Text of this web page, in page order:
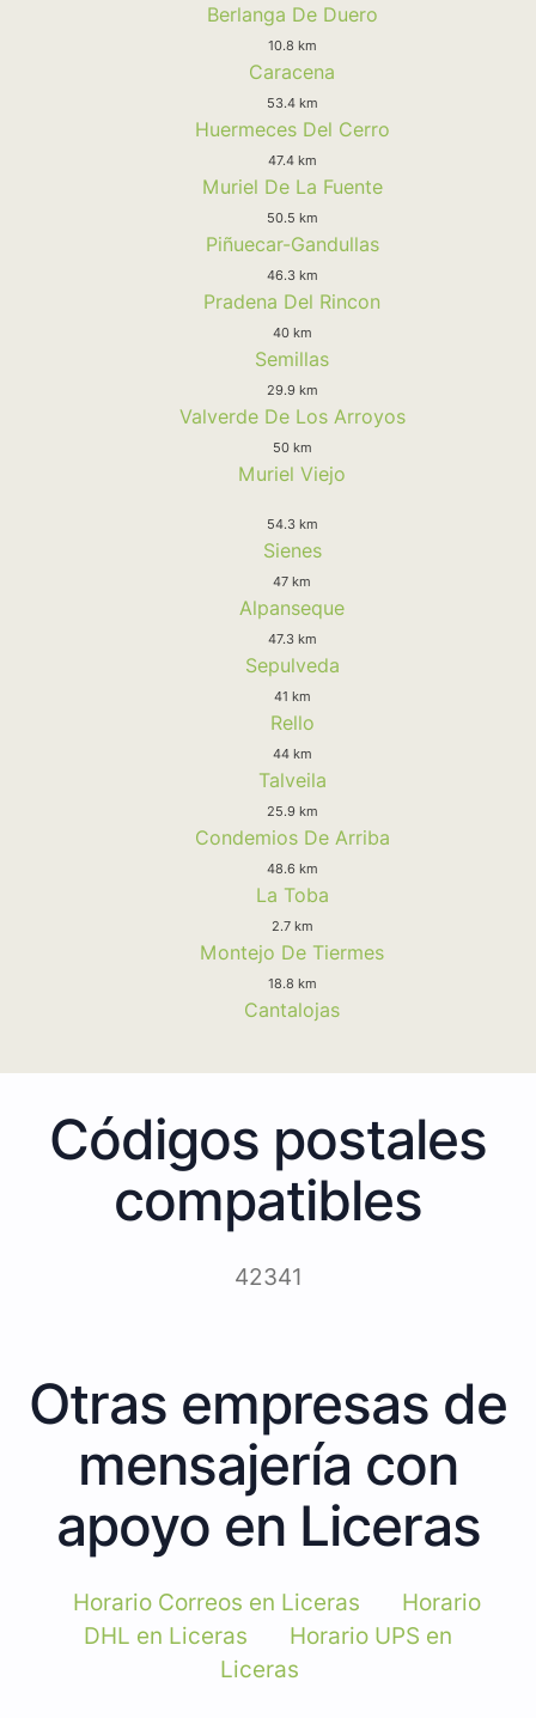
Berlanga De Duero
10.8 km
Caracena
53.4 km
Huermeces Del Cerro
47.4 km
Muriel De La Fuente
50.5 km
Piñuecar-Gandullas
46.3 km
Pradena Del Rincon
40 km
Semillas
29.9 km
Valverde De Los Arroyos
50 km
Muriel Viejo
54.3 km
Sienes
47 km
Alpanseque
47.3 km
Sepulveda
41 km
Rello
44 km
Talveila
25.9 km
Condemios De Arriba
48.6 km
La Toba
2.7 km
Montejo De Tiermes
18.8 km
Cantalojas
Códigos postales
compatibles
42341
Otras empresas de
mensajería con
apoyo en Liceras
Horario Correos en Liceras
Horario
DHL en Liceras
Horario UPS en
Liceras